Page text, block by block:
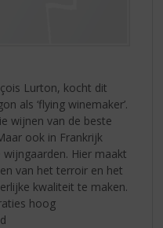
Lurton, kocht dit
als ‘flying winemaker’.
wijnen van de beste
ook in Frankrijk
Hier maakt
van het terroir en het
kwaliteit te maken.
hoog